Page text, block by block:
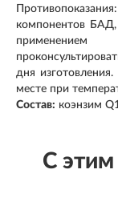
компонентов
дня
месте при
Состав: коэнзим
С